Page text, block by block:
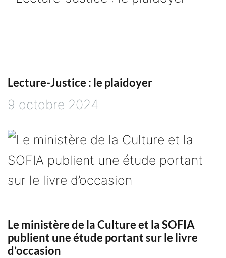
Lecture-Justice : le plaidoyer
9 octobre 2024
Le ministère de la Culture et la SOFIA
publient une étude portant sur le livre
d’occasion